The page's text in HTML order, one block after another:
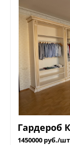
Гардероб
1450000 руб./шт